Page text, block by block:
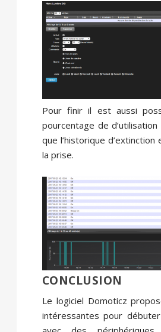
Pour finir il est aussi
pourcentage de
que l’historique d’extinction
la prise.
CONCLUSION
Le logiciel Domoticz
intéressantes pour